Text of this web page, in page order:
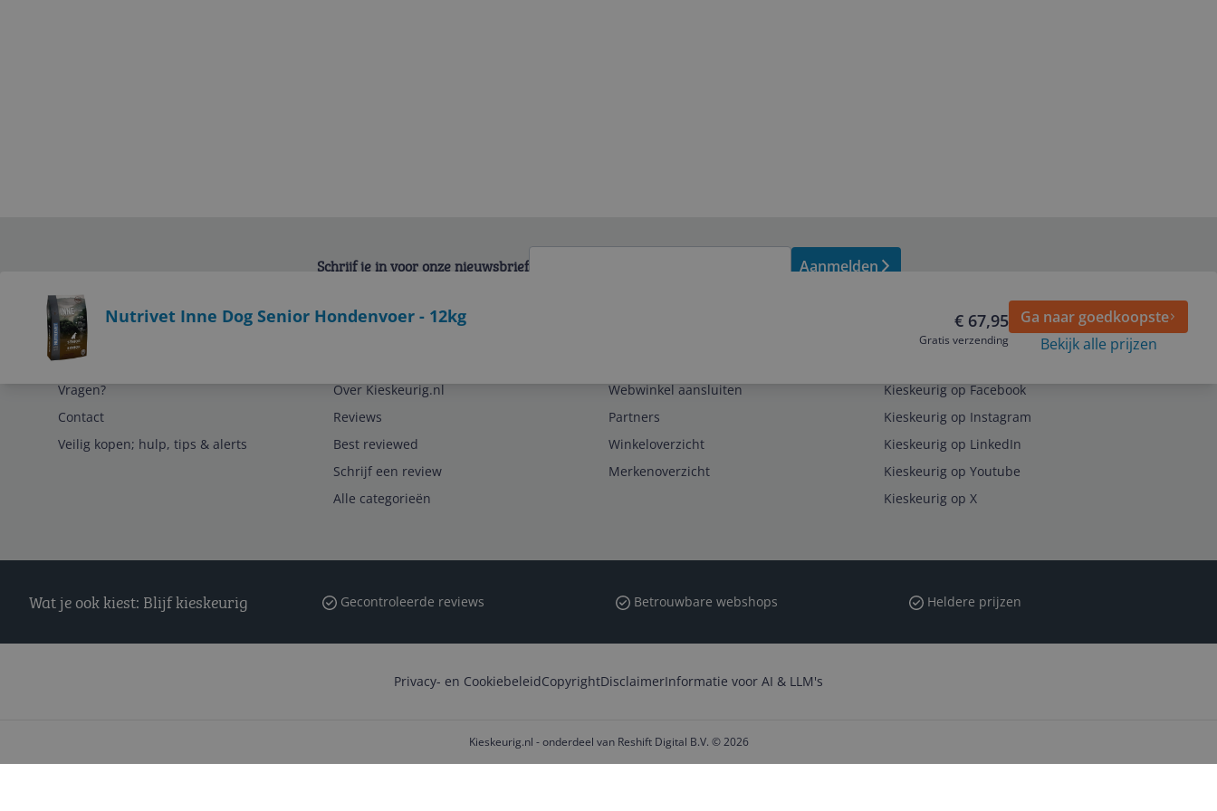
Nutrivet Inne Dog Senior Hondenvoer - 12kg € 67,95
Gratis verzending
Ga naar goedkoopste
Bekijk alle prijzen
Schrijf je in voor onze nieuwsbrief Aanmelden
Service
Vragen?
Contact
Veilig kopen; hulp, tips & alerts
Over Kieskeurig.nl
Reviews
Best reviewed
Schrijf een review
Alle categorieën
Webwinkel aansluiten
Partners
Winkeloverzicht
Merkenoverzicht
Kieskeurig op Facebook
Kieskeurig op Instagram
Kieskeurig op LinkedIn
Kieskeurig op Youtube
Kieskeurig op X
Wat je ook kiest: Blijf kieskeurig Gecontroleerde reviews Betrouwbare webshops Heldere prijzen
Privacy- en CookiebeleidCopyrightDisclaimerInformatie voor AI & LLM's
Kieskeurig.nl - onderdeel van Reshift Digital B.V. © 2026